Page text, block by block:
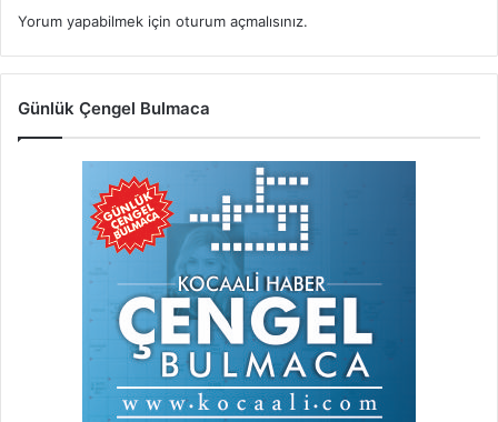
Yorum yapabilmek için oturum açmalısınız.
Günlük Çengel Bulmaca